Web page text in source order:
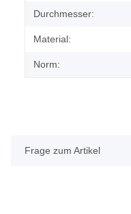
Durchmesser:
Material:
Norm:
Frage zum Artikel